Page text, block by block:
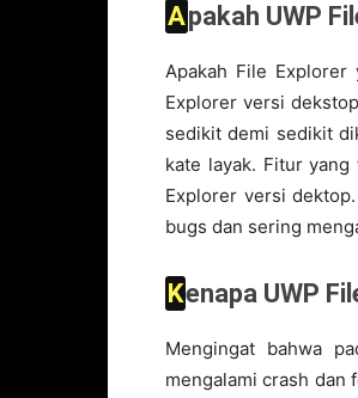
Apakah UWP
Apakah File Explorer
Explorer versi
sedikit demi sedikit
kate layak. Fitur
Explorer versi
bugs dan sering
Kenapa UWP
Mengingat bahwa
mengalami crash dan